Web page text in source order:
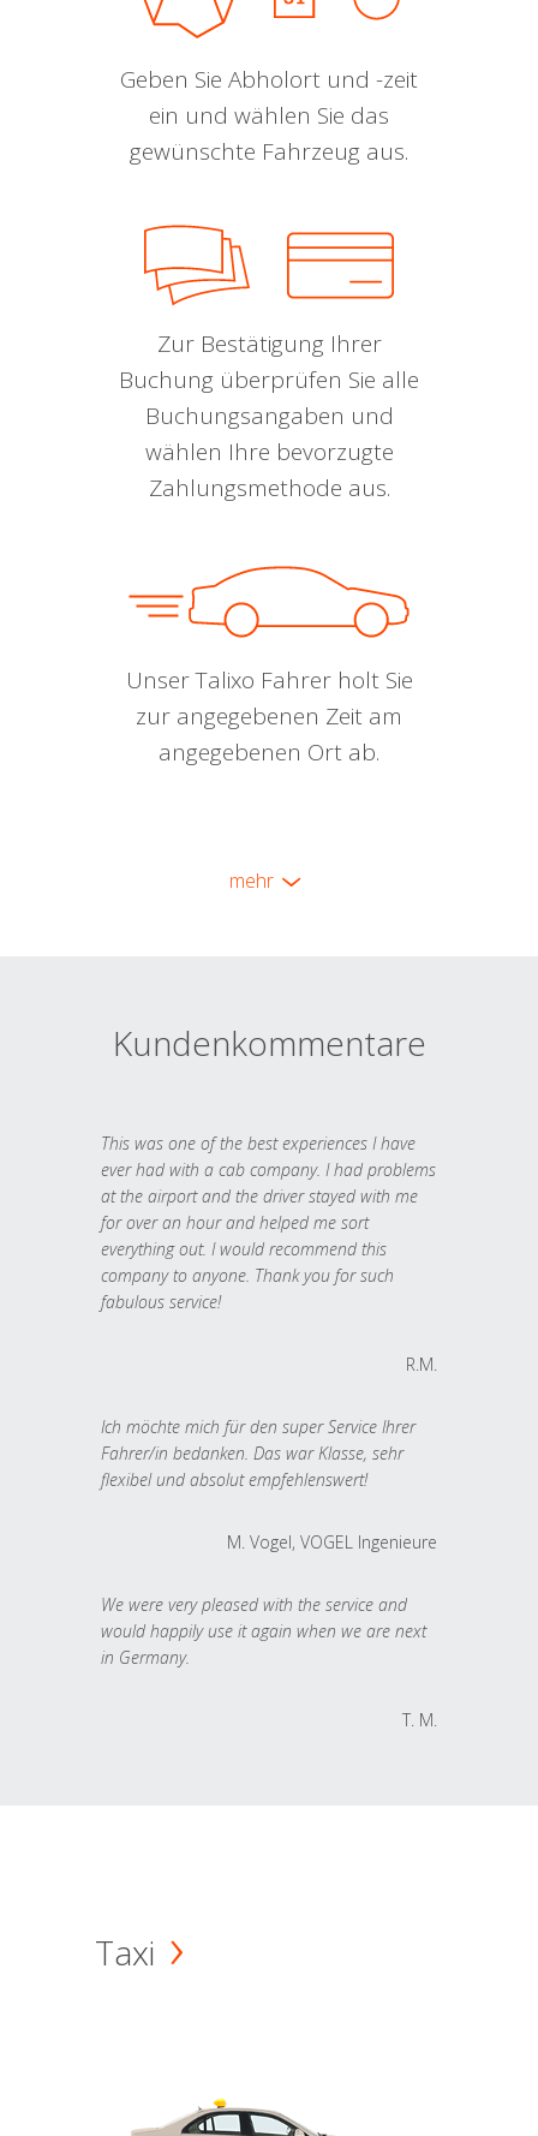
Geben Sie Abholort und -zeit
ein und wählen Sie das
gewünschte Fahrzeug aus.
Zur Bestätigung Ihrer
Buchung überprüfen Sie alle
Buchungsangaben und
wählen Ihre bevorzugte
Zahlungsmethode aus.
Unser Talixo Fahrer holt Sie
zur angegebenen Zeit am
angegebenen Ort ab.
mehr
Kundenkommentare
This was one of the best experiences I have
ever had with a cab company. I had problems
at the airport and the driver stayed with me
for over an hour and helped me sort
everything out. I would recommend this
company to anyone. Thank you for such
fabulous service!
R.M.
Ich möchte mich für den super Service Ihrer
Fahrer/in bedanken. Das war Klasse, sehr
flexibel und absolut empfehlenswert!
M. Vogel, VOGEL Ingenieure
We were very pleased with the service and
would happily use it again when we are next
in Germany.
T. M.
Taxi